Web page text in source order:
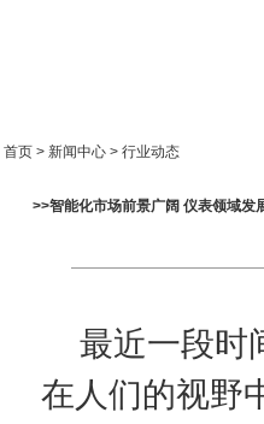
首页 > 新闻中心 > 行业动态
>>智能化市场前景广阔 仪表领域发
最近一段时
在人们的视野